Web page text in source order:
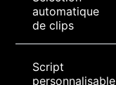
automatique
de clips
Script
personnalisable